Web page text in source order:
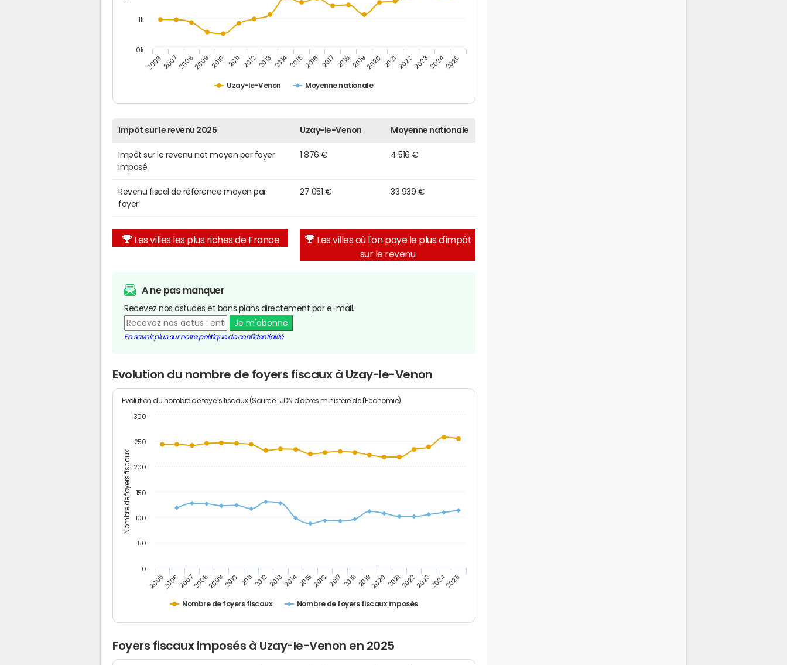
Uzay-le-Venon Moyenne nationale
20062007200820092010 2011 20122013 201420152016 2017 201820192020 20212022202320242025
0k
1k
Impôt sur le revenu 2025 Uzay-le-Venon Moyenne nationale
Impôt sur le revenu net moyen par foyer
imposé
1 876 € 4 516 €
Revenu fiscal de référence moyen par
foyer
27 051 € 33 939 €
Les villes les plus riches de France
Les villes où l'on paye le plus d'impôt
sur le revenu
A ne pas manquer
Recevez nos astuces et bons plans directement par e-mail.
Je m'abonne
En savoir plus sur notre politique de confidentialité
Evolution du nombre de foyers fiscaux à Uzay-le-Venon
Nombre de foyers fiscaux
Evolution du nombre de foyers fiscaux (Source : JDN d'après ministère de l'Economie)
Nombre de foyers fiscaux Nombre de foyers fiscaux imposés
200520062007200820092010 201120122013201420152016 2017 20182019202020212022202320242025
0
50
100
150
200
250
300
Foyers fiscaux imposés à Uzay-le-Venon en 2025